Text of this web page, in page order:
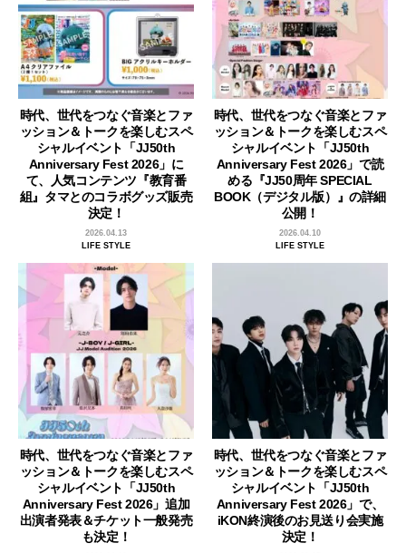
時代、世代をつなぐ音楽とファ
ッション＆トークを楽しむスペ
シャルイベント「JJ50th
Anniversary Fest 2026」に
て、人気コンテンツ『教育番
組』タマとのコラボグッズ販売
決定！
2026.04.13
LIFE STYLE
時代、世代をつなぐ音楽とファ
ッション＆トークを楽しむスペ
シャルイベント「JJ50th
Anniversary Fest 2026」で読
める『JJ50周年 SPECIAL
BOOK（デジタル版）』の詳細
公開！
2026.04.10
LIFE STYLE
時代、世代をつなぐ音楽とファ
ッション＆トークを楽しむスペ
シャルイベント「JJ50th
Anniversary Fest 2026」追加
出演者発表＆チケット一般発売
も決定！
時代、世代をつなぐ音楽とファ
ッション＆トークを楽しむスペ
シャルイベント「JJ50th
Anniversary Fest 2026」で、
iKON終演後のお見送り会実施
決定！